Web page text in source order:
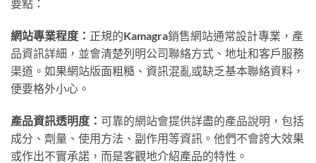
要點：
網站專業程度： 正規的Kamagra銷售網站通常設計專業，產
品資訊詳細，並會清楚列明公司聯絡方式、地址和客戶服務
渠道。如果網站版面粗糙、資訊混亂或缺乏基本聯絡資料，
便要格外小心。
產品資訊透明度： 可靠的網站會提供詳盡的產品說明，包括
成分、劑量、使用方法、副作用等資訊。他們不會誇大效果
或作出不實承諾，而是客觀地介紹產品的特性。